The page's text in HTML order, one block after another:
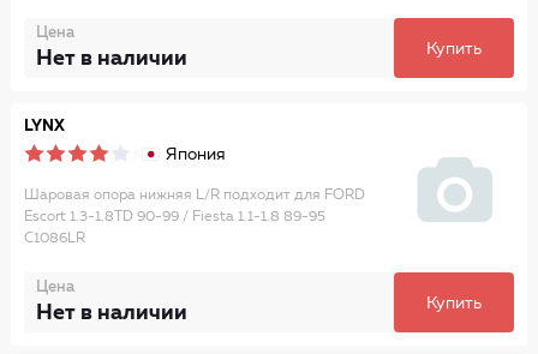
Цена
Нет в наличии Купить
LYNX
Япония
Шаровая опора нижняя L/R подходит для FORD
Escort 1.3-1.8TD 90-99 / Fiesta 1.1-1.8 89-95
C1086LR
Цена
Нет в наличии Купить